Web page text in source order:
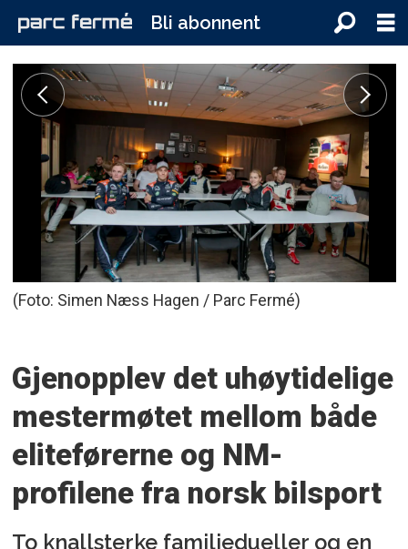
Bli abonnent
(Foto: Simen Næss Hagen / Parc Fermé)
Gjenopplev det uhøytidelige
mestermøtet mellom både
eliteførerne og NM-
profilene fra norsk bilsport
To knallsterke familiedueller og en